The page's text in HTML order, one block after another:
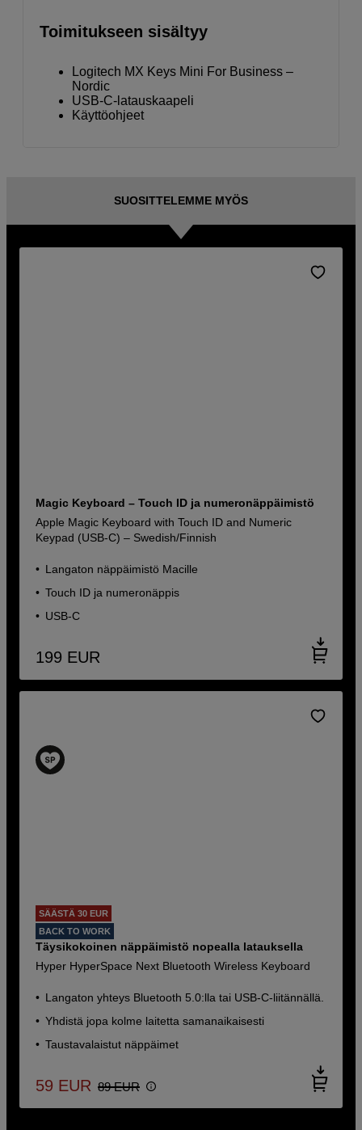
Toimitukseen sisältyy
Logitech MX Keys Mini For Business –
Nordic
USB-C-latauskaapeli
Käyttöohjeet
SUOSITTELEMME MYÖS
Magic Keyboard – Touch ID ja numeronäppäimistö
Apple Magic Keyboard with Touch ID and Numeric
Keypad (USB-C) – Swedish/Finnish
Langaton näppäimistö Macille
Touch ID ja numeronäppis
USB-C
199 EUR
SÄÄSTÄ 30 EUR
BACK TO WORK
Täysikokoinen näppäimistö nopealla latauksella
Hyper HyperSpace Next Bluetooth Wireless Keyboard
Langaton yhteys Bluetooth 5.0:lla tai USB-C-liitännällä.
Yhdistä jopa kolme laitetta samanaikaisesti
Taustavalaistut näppäimet
59 EUR 89 EUR